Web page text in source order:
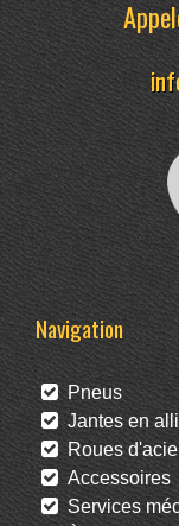
Navigation
Pneus
Jantes en
Roues
Accessoires
Services